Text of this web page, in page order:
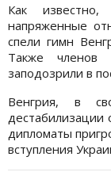
Как
напряженные
спели гимн
Также членов
заподозрили в
Венгрия, в
дипломаты
вступления